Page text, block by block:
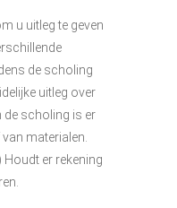
u uitleg te geven
de scholing
uitleg over
de scholing is er
materialen.
er rekening